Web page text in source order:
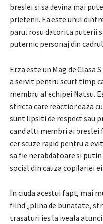
breslei si sa devina mai
prietenii. Ea este unul
parul rosu datorita puterii
puternic personaj din
Erza este un Mag de Clasa
a servit pentru scurt timp
membru al echipei Natsu.
stricta care reactioneaza
sunt lipsiti de respect sau
cand alti membri ai breslei
cer scuze rapid pentru a
sa fie nerabdatoare si
social din cauza copilariei ei.
In ciuda acestui fapt, mai
fiind „plina de bunatate,
trasaturi ies la iveala